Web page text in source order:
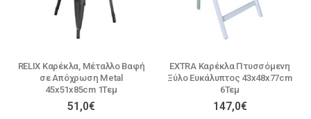
RELIX Καρέκλα, Μέταλλο Βαφή
σε Απόχρωση Metal
45x51x85cm 1Τεμ
51,0€
EXTRA Καρέκλα Πτυσσόμενη
Ξύλο Ευκάλυπτος 43x48x77cm
6Τεμ
147,0€